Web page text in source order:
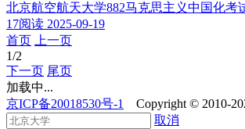
北京航空航天大学882马克思主义中国化考
17阅读 2025-09-19
首页
上一页
1/2
下一页 尾页
加载中...
京ICP备20018530号-1
Copyright © 2010-
取消